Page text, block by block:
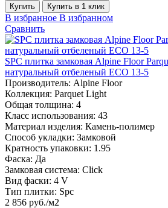
Купить Купить в 1 клик
В избранное В избранном
Сравнить
SPC плитка замковая Alpine Floor
натуральный отбеленый ЕСО 13-5
Производитель: Alpine Floor
Коллекция: Parquet Light
Общая толщина: 4
Класс использования: 43
Материал изделия: Камень-полимер
Способ укладки: Замковой
Кратность упаковки: 1.95
Фаска: Да
Замковая система: Click
Вид фаски: 4 V
Тип плитки: Spc
2 856 руб./м2